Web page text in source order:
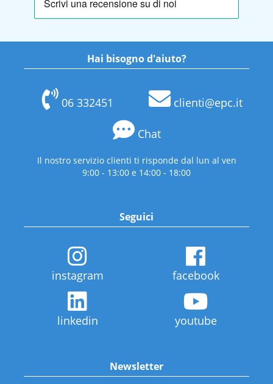
Hai bisogno d'aiuto?
06 332451 clienti@epc.it
Chat
Il nostro servizio clienti ti risponde dal lun al ven
9:00 - 13:00 e 14:00 - 18:00
Seguici
instagram facebook
linkedin youtube
Newsletter